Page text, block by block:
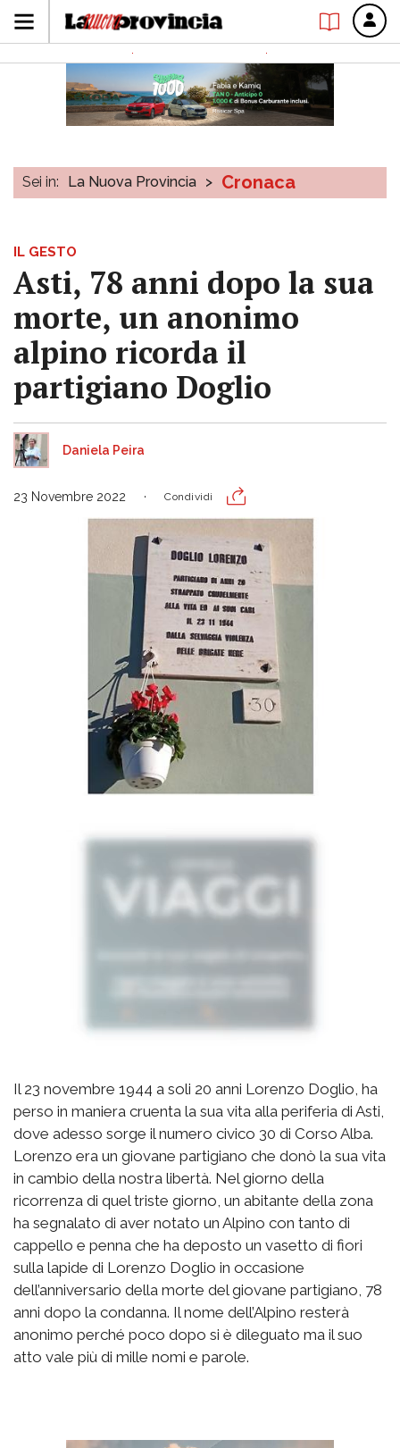
Sei in: La Nuova Provincia > Cronaca
IL GESTO
Asti, 78 anni dopo la sua
morte, un anonimo
alpino ricorda il
partigiano Doglio
Daniela Peira
23 Novembre 2022 Condividi
Il 23 novembre 1944 a soli 20 anni Lorenzo Doglio, ha
perso in maniera cruenta la sua vita alla periferia di Asti,
dove adesso sorge il numero civico 30 di Corso Alba.
Lorenzo era un giovane partigiano che donò la sua vita
in cambio della nostra libertà. Nel giorno della
ricorrenza di quel triste giorno, un abitante della zona
ha segnalato di aver notato un Alpino con tanto di
cappello e penna che ha deposto un vasetto di fiori
sulla lapide di Lorenzo Doglio in occasione
dell’anniversario della morte del giovane partigiano, 78
anni dopo la condanna. Il nome dell’Alpino resterà
anonimo perché poco dopo si è dileguato ma il suo
atto vale più di mille nomi e parole.